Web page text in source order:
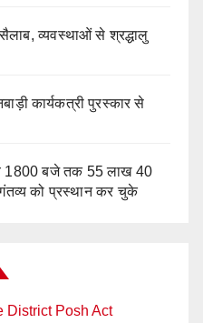
व्यवस्थाओं से श्रद्धालु
कार्यकत्री पुरस्कार से
1800 बजे तक 55 लाख 40
को प्रस्थान कर चुके
District Posh Act